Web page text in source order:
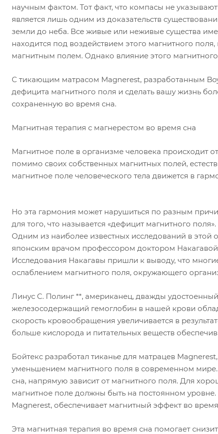
научным фактом. Тот факт, что компасы не
является лишь одним из доказательств
земли до неба. Все живые или неживые существа
находится под воздействием этого магнитного
магнитным полем. Однако влияние этого
С тикающим матрасом Magnerest, разработанным
дефицита магнитного поля и сделать вашу жизнь
сохраненную во время сна.
Магнитная терапия с магнерестом во время сна
Магнитное поле в организме человека происходит
помимо своих собственных магнитных полей,
магнитное поле человеческого тела движется в
Но эта гармония может нарушиться по разным
для того, что называется «дефицит магнитного поля».
Одним из наиболее известных исследований в этой
японским врачом профессором доктором
Исследования Накагавы пришли к выводу, что
ослаблением магнитного поля, окружающего
Линус С. Полинг **, американец, дважды
железосодержащий гемоглобин в нашей крови
скорость кровообращения увеличивается в
больше кислорода и питательных веществ
Бойтекс разработал тиканье для матрацев
уменьшением магнитного поля в современном
сна, напрямую зависит от магнитного поля. Для
магнитное поле должны быть на постоянном
Magnerest, обеспечивает магнитный эффект во
Эта магнитная терапия во время сна помогает